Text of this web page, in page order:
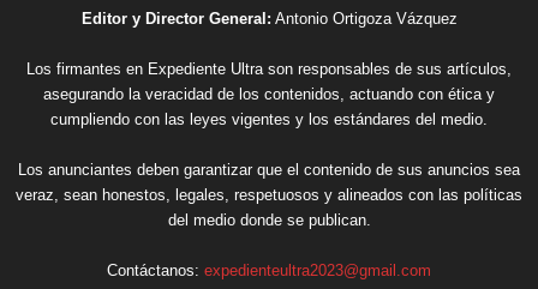
Editor y Director General: Antonio Ortigoza Vázquez
Los firmantes en Expediente Ultra son responsables de sus artículos,
asegurando la veracidad de los contenidos, actuando con ética y
cumpliendo con las leyes vigentes y los estándares del medio.
Los anunciantes deben garantizar que el contenido de sus anuncios sea
veraz, sean honestos, legales, respetuosos y alineados con las políticas
del medio donde se publican.
Contáctanos: expedienteultra2023@gmail.com